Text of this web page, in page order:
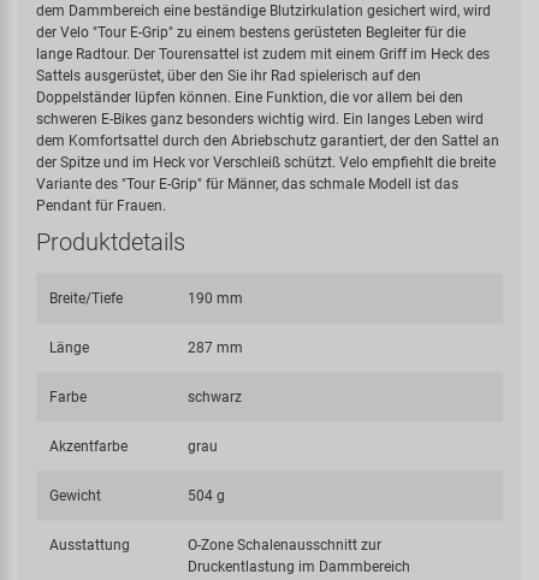
dem Dammbereich eine beständige Blutzirkulation gesichert wird, wird
der Velo "Tour E-Grip" zu einem bestens gerüsteten Begleiter für die
lange Radtour. Der Tourensattel ist zudem mit einem Griff im Heck des
Sattels ausgerüstet, über den Sie ihr Rad spielerisch auf den
Doppelständer lüpfen können. Eine Funktion, die vor allem bei den
schweren E-Bikes ganz besonders wichtig wird. Ein langes Leben wird
dem Komfortsattel durch den Abriebschutz garantiert, der den Sattel an
der Spitze und im Heck vor Verschleiß schützt. Velo empfiehlt die breite
Variante des "Tour E-Grip" für Männer, das schmale Modell ist das
Pendant für Frauen.
Produktdetails
Breite/Tiefe 190 mm
Länge 287 mm
Farbe schwarz
Akzentfarbe grau
Gewicht 504 g
Ausstattung
O-Zone Schalenausschnitt zur
Druckentlastung im Dammbereich